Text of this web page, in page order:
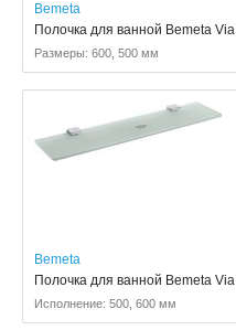
Bemeta
Полочка для ванной Bemeta Via
Размеры: 600, 500 мм
Bemeta
Полочка для ванной Bemeta Via
Исполнение: 500, 600 мм